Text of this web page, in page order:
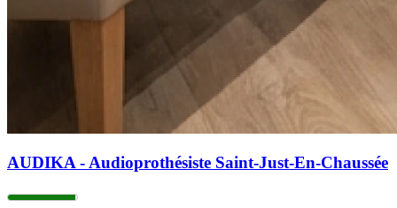
AUDIKA - Audioprothésiste Saint-Just-En-Chaussée